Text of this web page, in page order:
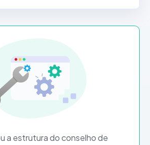
a estrutura do conselho de